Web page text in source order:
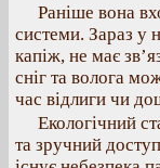
Раніше вона
системи. Зараз у
капіж, не має
сніг та волога
час відлиги чи
Екологічний
та зручний